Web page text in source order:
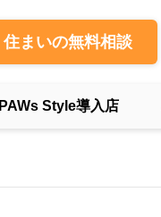
住まいの無料相談
PAWs Style導入店